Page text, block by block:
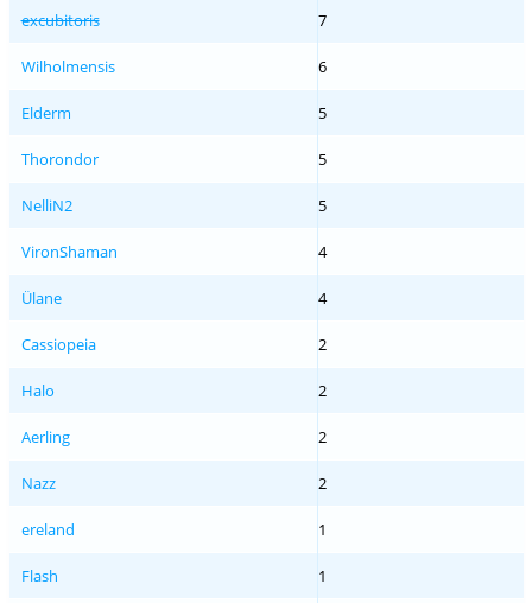
excubitoris 7
Wilholmensis 6
Elderm 5
Thorondor 5
NelliN2 5
VironShaman 4
Ülane 4
Cassiopeia 2
Halo 2
Aerling 2
Nazz 2
ereland 1
Flash 1